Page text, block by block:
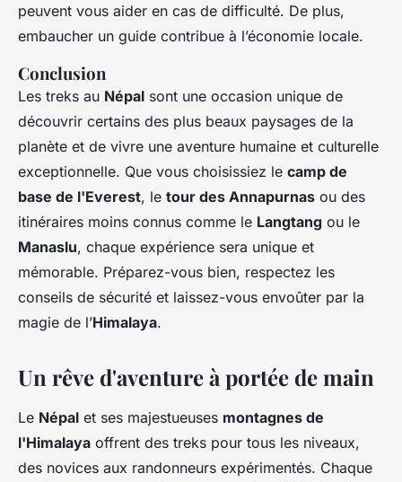
peuvent vous aider en cas de difficulté. De plus,
embaucher un guide contribue à l’économie locale.
Conclusion
Les treks au Népal sont une occasion unique de
découvrir certains des plus beaux paysages de la
planète et de vivre une aventure humaine et culturelle
exceptionnelle. Que vous choisissiez le camp de
base de l'Everest, le tour des Annapurnas ou des
itinéraires moins connus comme le Langtang ou le
Manaslu, chaque expérience sera unique et
mémorable. Préparez-vous bien, respectez les
conseils de sécurité et laissez-vous envoûter par la
magie de l’Himalaya.
Un rêve d'aventure à portée de main
Le Népal et ses majestueuses montagnes de
l'Himalaya offrent des treks pour tous les niveaux,
des novices aux randonneurs expérimentés. Chaque